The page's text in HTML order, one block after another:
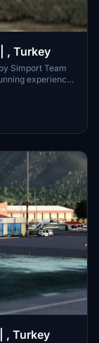
, Turkey
Simport Team
experience
an airport
passenger
takeoff and
, Turkey